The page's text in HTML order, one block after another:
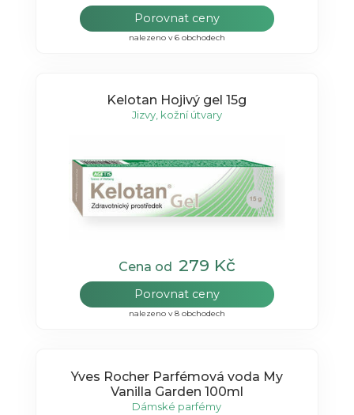
Porovnat ceny
nalezeno v 6 obchodech
Kelotan Hojivý gel 15g
Jizvy, kožní útvary
Cena od 279 Kč
Porovnat ceny
nalezeno v 8 obchodech
Yves Rocher Parfémová voda My
Vanilla Garden 100ml
Dámské parfémy